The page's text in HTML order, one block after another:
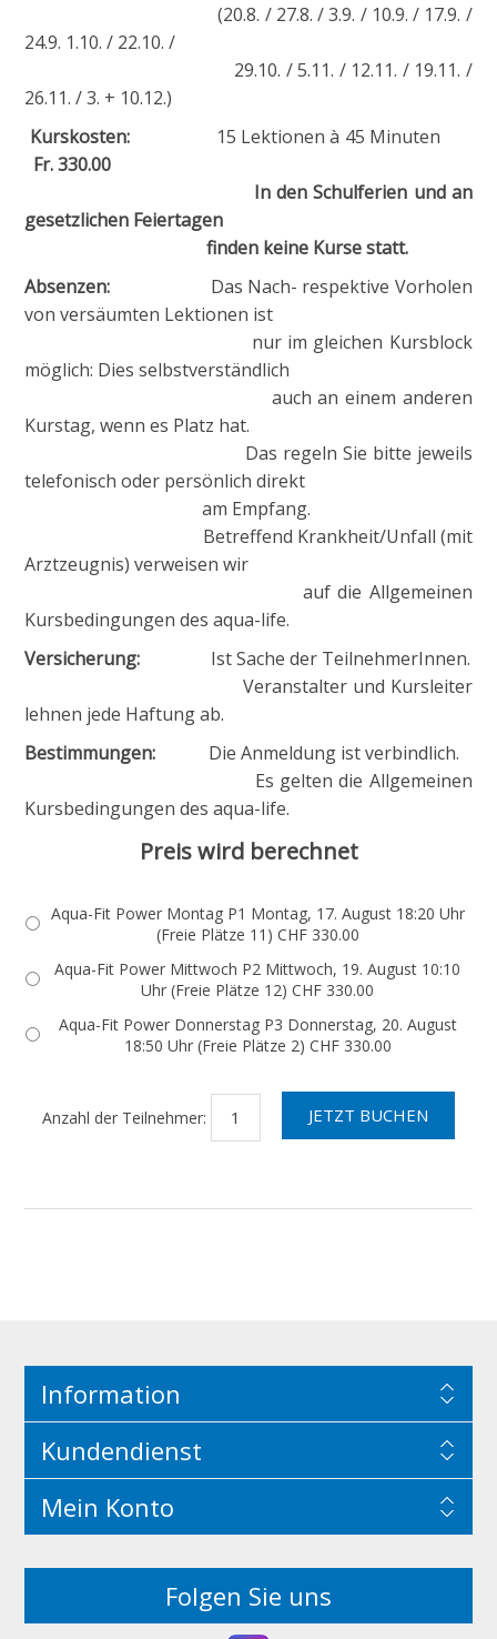
(20.8. / 27.8. / 3.9. / 10.9. / 17.9. /
24.9. 1.10. / 22.10. /
29.10. / 5.11. / 12.11. / 19.11. /
26.11. / 3. + 10.12.)
Kurskosten:15 Lektionen à 45 Minuten
Fr. 330.00
In den Schulferien und an
gesetzlichen Feiertagen
finden keine Kurse statt.
Absenzen: Das Nach- respektive Vorholen
von versäumten Lektionen ist
nur im gleichen Kursblock
möglich: Dies selbstverständlich
auch an einem anderen
Kurstag, wenn es Platz hat.
Das regeln Sie bitte jeweils
telefonisch oder persönlich direkt
am Empfang.
Betreffend Krankheit/Unfall (mit
Arztzeugnis) verweisen wir
auf die Allgemeinen
Kursbedingungen des aqua-life.
Versicherung: Ist Sache der TeilnehmerInnen.
Veranstalter und Kursleiter
lehnen jede Haftung ab.
Bestimmungen: Die Anmeldung ist verbindlich.
Es gelten die Allgemeinen
Kursbedingungen des aqua-life.
Preis wird berechnet
Aqua-Fit Power Montag P1 Montag, 17. August 18:20 Uhr
(Freie Plätze 11) CHF 330.00
Aqua-Fit Power Mittwoch P2 Mittwoch, 19. August 10:10
Uhr (Freie Plätze 12) CHF 330.00
Aqua-Fit Power Donnerstag P3 Donnerstag, 20. August
18:50 Uhr (Freie Plätze 2) CHF 330.00
Anzahl der Teilnehmer:
Information
Kundendienst
Mein Konto
Folgen Sie uns